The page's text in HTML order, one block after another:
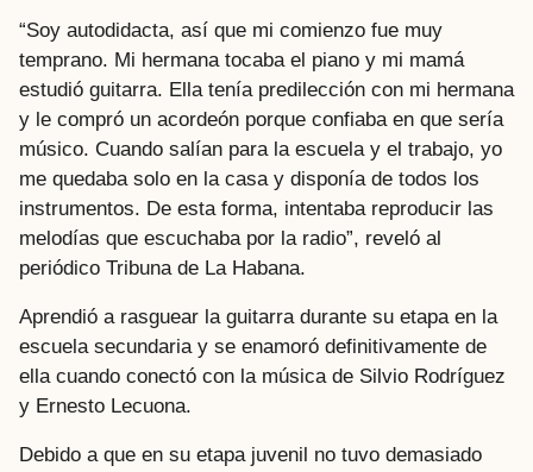
“Soy autodidacta, así que mi comienzo fue muy
temprano. Mi hermana tocaba el piano y mi mamá
estudió guitarra. Ella tenía predilección con mi hermana
y le compró un acordeón porque confiaba en que sería
músico. Cuando salían para la escuela y el trabajo, yo
me quedaba solo en la casa y disponía de todos los
instrumentos. De esta forma, intentaba reproducir las
melodías que escuchaba por la radio”, reveló al
periódico Tribuna de La Habana.
Aprendió a rasguear la guitarra durante su etapa en la
escuela secundaria y se enamoró definitivamente de
ella cuando conectó con la música de Silvio Rodríguez
y Ernesto Lecuona.
Debido a que en su etapa juvenil no tuvo demasiado